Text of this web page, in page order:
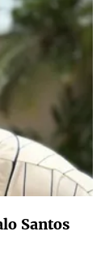
Santos